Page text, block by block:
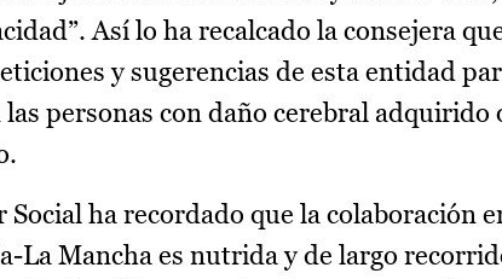
Así lo ha recalcado la consejera
y sugerencias de esta entidad
personas con daño cerebral adquirido
ha recordado que la colaboración
La Mancha es nutrida y de largo